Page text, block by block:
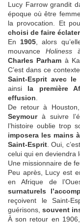
Lucy Farrow grandit
époque où être
la provocation. Et
choisi de faire
En 1905 , alors
mouvance Holinessà
Charles Parham à
C’est dans ce
Saint-Esprit avec
ainsi la première
effusion
De retour à
Seymourà suivre
l’histoire oublie trop
imposera les mains
Saint-Esprit . Oui,
celui qui en deviendra
Une missionnaire de
Peu après, Lucy est
en Afrique de
surnaturels
reçoivent le Saint-
guérisons, souvent
À son retour en